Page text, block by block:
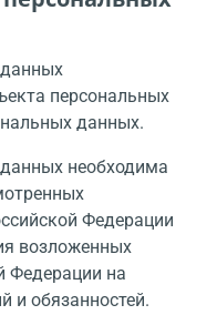
персональных
данных.
необходима
Федерации
возложенных
Федерации на
и обязанностей.